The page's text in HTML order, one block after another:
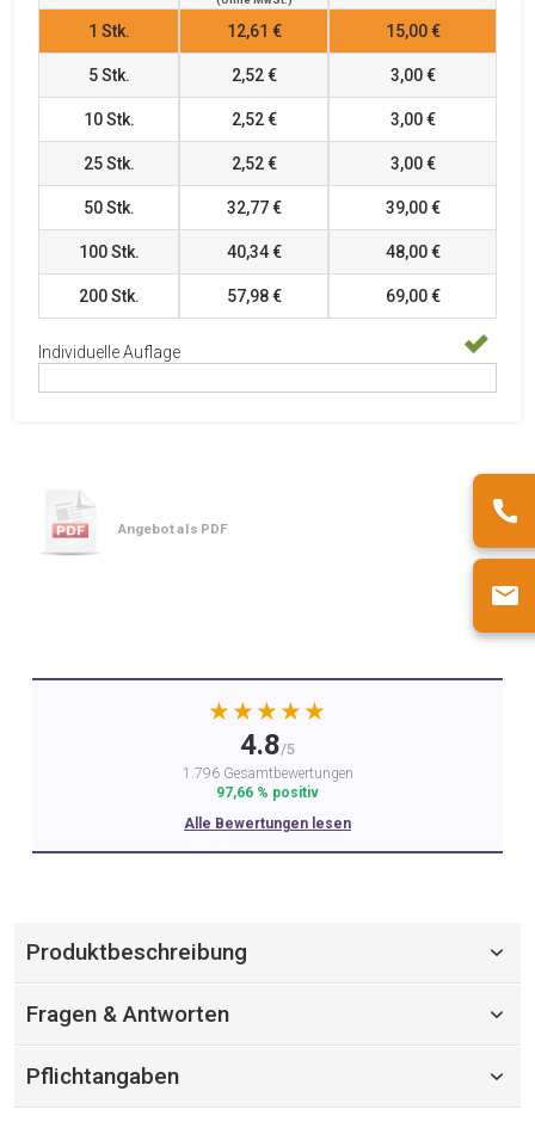
1 Stk. 12,61 € 15,00 €
5Stk. 2,52 € 3,00 €
10Stk. 2,52 € 3,00 €
25Stk. 2,52 € 3,00 €
50Stk. 32,77 € 39,00 €
100Stk. 40,34 € 48,00 €
200Stk. 57,98 € 69,00 €
Individuelle Auflage
Angebot als PDF
★★★★★
4.8/5
1.796 Gesamtbewertungen
97,66 % positiv
Alle Bewertungen lesen
Produktbeschreibung
Fragen & Antworten
Pflichtangaben